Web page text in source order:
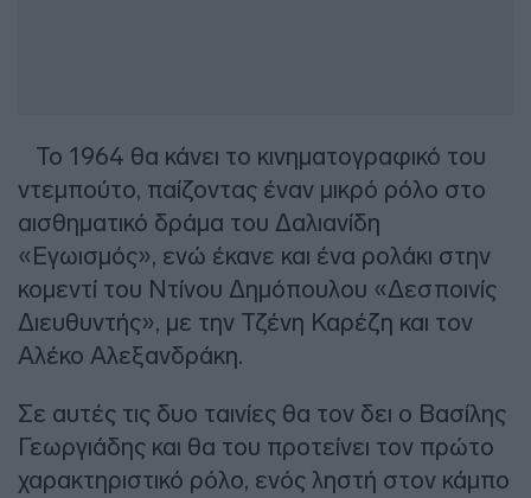
Το 1964 θα κάνει το κινηματογραφικό του
ντεμπούτο, παίζοντας έναν μικρό ρόλο στο
αισθηματικό δράμα του Δαλιανίδη
«Εγωισμός», ενώ έκανε και ένα ρολάκι στην
κομεντί του Ντίνου Δημόπουλου «Δεσποινίς
Διευθυντής», με την Τζένη Καρέζη και τον
Αλέκο Αλεξανδράκη.
Σε αυτές τις δυο ταινίες θα τον δει ο Βασίλης
Γεωργιάδης και θα του προτείνει τον πρώτο
χαρακτηριστικό ρόλο, ενός ληστή στον κάμπο